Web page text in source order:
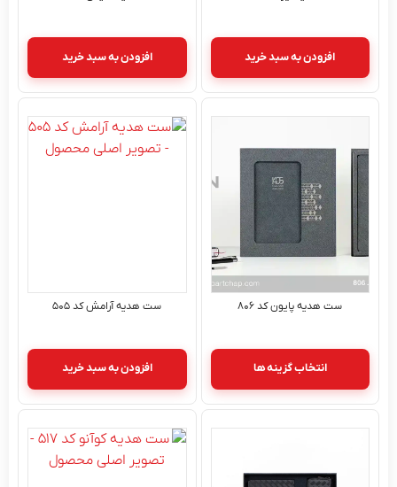
افزودن به سبد خرید افزودن به سبد خرید
ست هدیه پایون کد ۸۰۶
انتخاب گزینه ها
ست هدیه آرامش کد ۵۰۵
افزودن به سبد خرید